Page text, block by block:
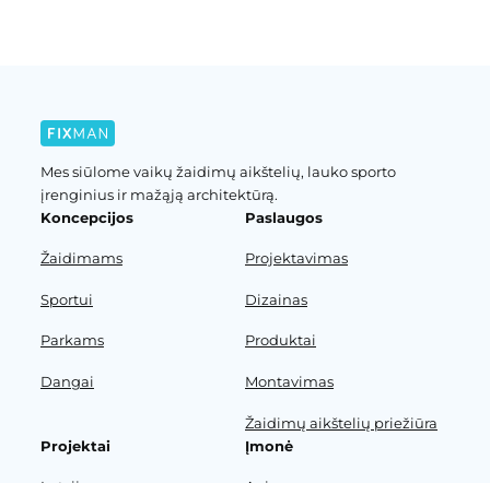
Mes siūlome vaikų žaidimų aikštelių, lauko sporto
įrenginius ir mažąją architektūrą.
Koncepcijos
Žaidimams
Sportui
Parkams
Dangai
Paslaugos
Projektavimas
Dizainas
Produktai
Montavimas
Žaidimų aikštelių priežiūra
Projektai
Įmonė